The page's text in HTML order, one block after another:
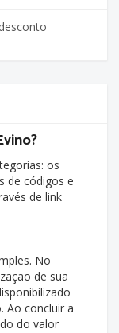
os
de códigos e
de link
No
de sua
Ao concluir a
do valor